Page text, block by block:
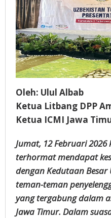
Oleh: Ulul Albab
Ketua Litbang DPP
Ketua ICMI Jawa
Jumat, 12 Februari
terhormat mendapat
dengan Kedutaan
teman-teman
yang tergabung dalam
Jawa Timur. Dalam